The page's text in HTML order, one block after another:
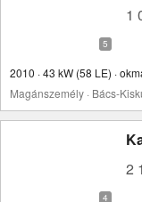
1
2010 · 43 kW (58 LE) ·
Magánszemély · Bács-
2